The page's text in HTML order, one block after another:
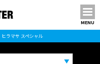
MENU
ヒラマサ スペシャル